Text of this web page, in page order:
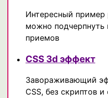
Интересный пример
можно подчерпнуть
приемов
CSS 3d эффект
Завораживающий
CSS, без скриптов